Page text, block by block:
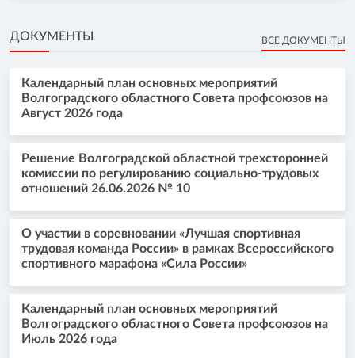
ДОКУМЕНТЫ ВСЕ ДОКУМЕНТЫ
Календарный план основных мероприятий
Волгоградского областного Совета профсоюзов на
Август 2026 года
Решение Волгоградской областной трехсторонней
комиссии по регулированию социально-трудовых
отношений 26.06.2026 № 10
О участии в соревновании «Лучшая спортивная
трудовая команда России» в рамках Всероссийского
спортивного марафона «Сила России»
Календарный план основных мероприятий
Волгоградского областного Совета профсоюзов на
Июль 2026 года